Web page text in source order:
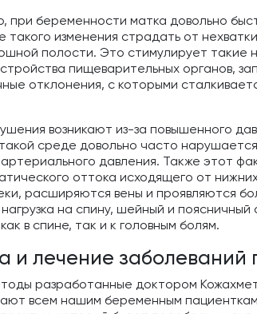
при беременности матка довольно
такого изменения страдать от
полости. Это стимулирует такие
пищеварительных органов,
отклонения, с которыми
возникают из-за повышенного
среде довольно часто
давления. Также этот
оттока исходящего от
расширяются вены и проявляются
на спину, шейный и
в спине, так и к головным болям.
и лечение заболеваний
разработанные доктором
всем нашим беременным